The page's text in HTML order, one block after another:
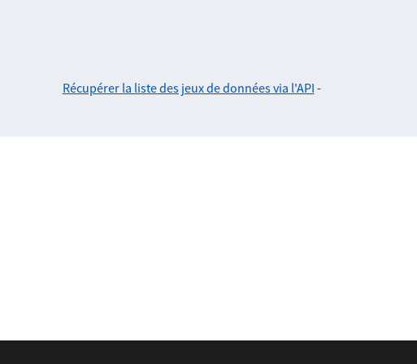
Récupérer la liste des jeux de données via l'API -